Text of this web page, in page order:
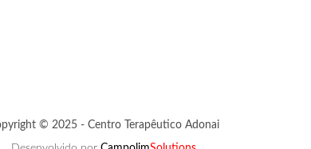
© 2025 - Centro Terapêutico Adonai